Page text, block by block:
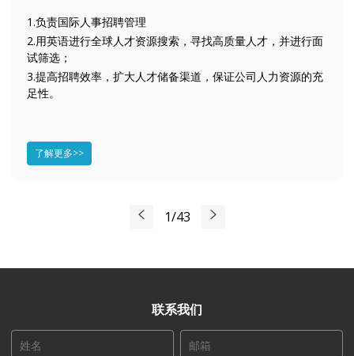
1.负责国际人事招聘管理
2.用英语进行全球人才资源搜索，寻找高质量人才，并进行面
试筛选；
3.提高招聘效率，扩大人才储备渠道，保证公司人力资源的充
足性。
了解更多>>
1/43
联系我们